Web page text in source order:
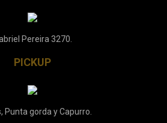
Pereira 3270.
PICKUP
Punta gorda y Capurro.